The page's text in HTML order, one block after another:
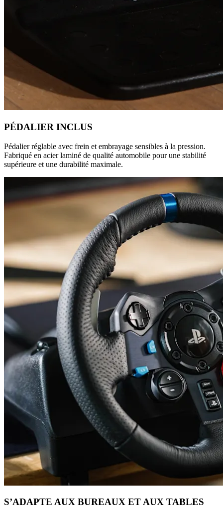
PÉDALIER INCLUS
Pédalier réglable avec frein et embrayage sensibles à la pression.
Fabriqué en acier laminé de qualité automobile pour une stabilité
supérieure et une durabilité maximale.
S’ADAPTE AUX BUREAUX ET AUX TABLES